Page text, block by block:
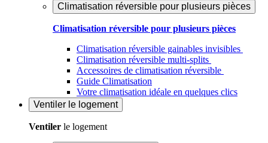
Climatisation réversible pour plusieurs pièces
Climatisation réversible pour plusieurs pièces
Climatisation réversible gainables invisibles
Climatisation réversible multi-splits
Accessoires de climatisation réversible
Guide Climatisation
Votre climatisation idéale en quelques clics
Ventiler le logement
Ventiler le logement